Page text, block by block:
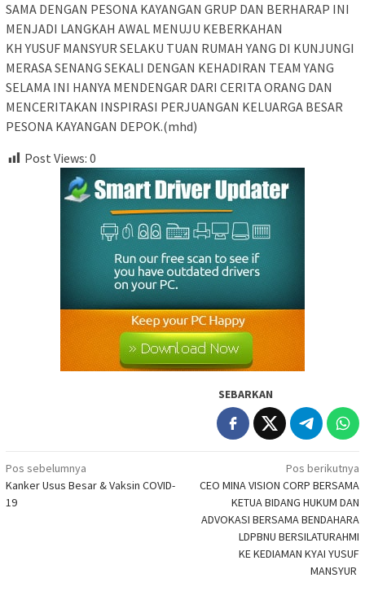
SAMA DENGAN PESONA KAYANGAN GRUP DAN BERHARAP INI
MENJADI LANGKAH AWAL MENUJU KEBERKAHAN
KH YUSUF MANSYUR SELAKU TUAN RUMAH YANG DI KUNJUNGI
MERASA SENANG SEKALI DENGAN KEHADIRAN TEAM YANG
SELAMA INI HANYA MENDENGAR DARI CERITA ORANG DAN
MENCERITAKAN INSPIRASI PERJUANGAN KELUARGA BESAR
PESONA KAYANGAN DEPOK.(mhd)
Post Views: 0
SEBARKAN
Navigasi
pos
Pos sebelumnya
Kanker Usus Besar & Vaksin COVID-
19
Pos berikutnya
CEO MINA VISION CORP BERSAMA
KETUA BIDANG HUKUM DAN
ADVOKASI BERSAMA BENDAHARA
LDPBNU BERSILATURAHMI
KE KEDIAMAN KYAI YUSUF
MANSYUR